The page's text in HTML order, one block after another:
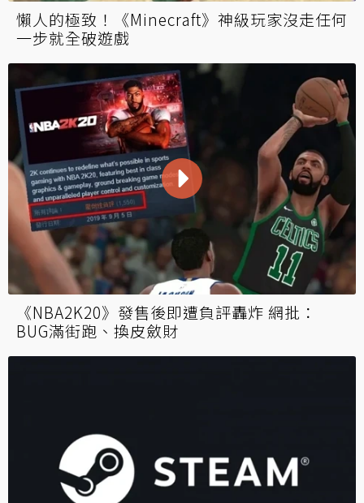
懶人的極致！《Minecraft》神級玩家沒走任何
一步就全破遊戲
《NBA2K20》發售後即遭負評轟炸 網批：
BUG滿街跑、換皮斂財